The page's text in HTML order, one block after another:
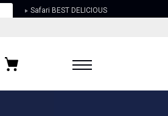
Safari BEST DELICIOUS